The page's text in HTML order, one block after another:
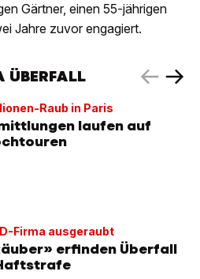
Gärtner, einen 55-jährigen
Jahre zuvor engagiert.
ÜBERFALL
Raub in Paris
laufen auf
Firma ausgeraubt
erfinden Überfall